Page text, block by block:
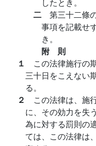
二 第三十二條
事項を記載せ
き。
附 則
１ この法律施行の
三十日をこえない
る。
２ この法律は、施
に、その効力を失
為に対する罰則の
ては、この法律は